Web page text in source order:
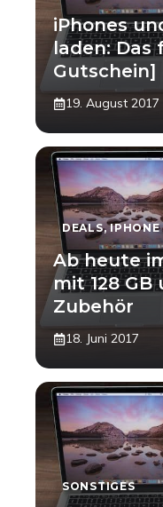
iPhones
laden: Das
Gutschein]
19. August 2017
DEALS,IPHONE
Ab heute
mit 128 GB
Zubehör
18. Juni 2017
SONSTIGES